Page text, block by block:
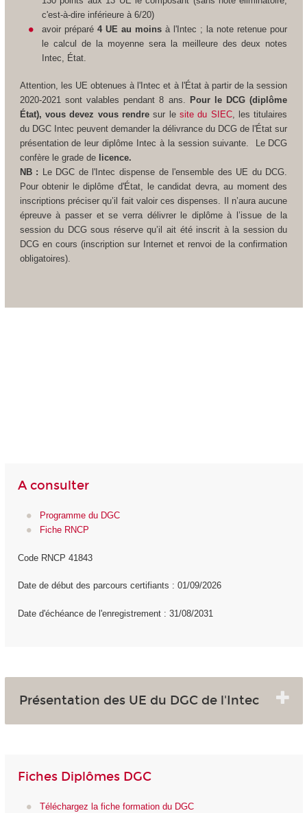
c'est-à-dire inférieure à 6/20)
avoir préparé4 UE au moins à l'Intec ; la note retenue pour
le calcul de la moyenne sera la meilleure des deux notes
Intec, État.
Attention, les UE obtenues à l'Intec et à l'État à partir de la session
2020-2021 sont valables pendant 8 ans. Pour le DCG (diplôme
État), vous devez vous rendresur lesite du SIEC, les titulaires
du DGC Intec peuvent demander la délivrance du DCG de l'État sur
présentation de leur diplôme Intec à la session suivante.
Le DCG
confère le grade de licence.
NB : Le DGC de l'Intec dispense de l'ensemble des UE du DCG.
Pour obtenir le diplôme d'État, le candidat devra, au moment des
inscriptions préciser qu’il fait valoir ces dispenses. Il n’aura aucune
épreuve à passer et se verra délivrer le diplôme à l’issue de la
session du DCG sous réserve qu’il ait été inscrit à la session du
DCG en cours (inscription sur Internet et renvoi de la confirmation
obligatoires).
A consulter
Programme du DGC
Fiche RNCP
Code RNCP 41843
Date de début des parcours certifiants : 01/09/2026
Date d'échéance de l'enregistrement : 31/08/2031
Présentation des UE du DGC de l'Intec
Fiches Diplômes DGC
Téléchargez la fiche formation du DGC